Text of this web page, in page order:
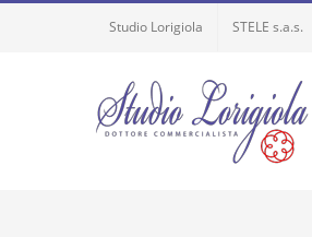
Studio Lorigiola STELE s.a.s.